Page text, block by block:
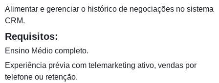
Alimentar e gerenciar o histórico de negociações no sistema
CRM.
Requisitos:
Ensino Médio completo.
Experiência prévia com telemarketing ativo, vendas por
telefone ou retenção.